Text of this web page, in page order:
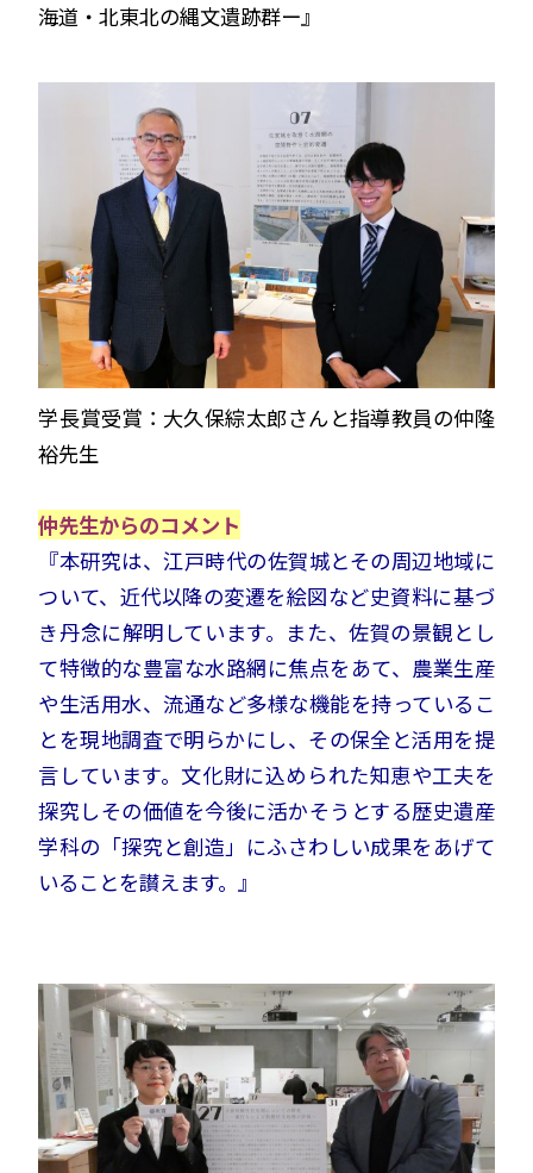
海道・北東北の縄文遺跡群ー』
学長賞受賞：大久保綜太郎さんと指導教員の仲隆
裕先生
仲先生からのコメント
『本研究は、江戸時代の佐賀城とその周辺地域に
ついて、近代以降の変遷を絵図など史資料に基づ
き丹念に解明しています。また、佐賀の景観とし
て特徴的な豊富な水路網に焦点をあて、農業生産
や生活用水、流通など多様な機能を持っているこ
とを現地調査で明らかにし、その保全と活用を提
言しています。文化財に込められた知恵や工夫を
探究しその価値を今後に活かそうとする歴史遺産
学科の「探究と創造」にふさわしい成果をあげて
いることを讃えます。』